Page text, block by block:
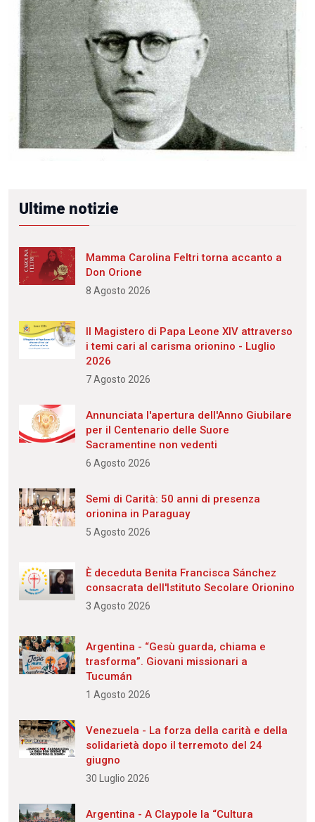
Ultime notizie
Mamma Carolina Feltri torna accanto a
Don Orione
8 Agosto 2026
Il Magistero di Papa Leone XIV attraverso
i temi cari al carisma orionino - Luglio
2026
7 Agosto 2026
Annunciata l'apertura dell'Anno Giubilare
per il Centenario delle Suore
Sacramentine non vedenti
6 Agosto 2026
Semi di Carità: 50 anni di presenza
orionina in Paraguay
5 Agosto 2026
È deceduta Benita Francisca Sánchez
consacrata dell'Istituto Secolare Orionino
3 Agosto 2026
Argentina - “Gesù guarda, chiama e
trasforma”. Giovani missionari a
Tucumán
1 Agosto 2026
Venezuela - La forza della carità e della
solidarietà dopo il terremoto del 24
giugno
30 Luglio 2026
Argentina - A Claypole la “Cultura